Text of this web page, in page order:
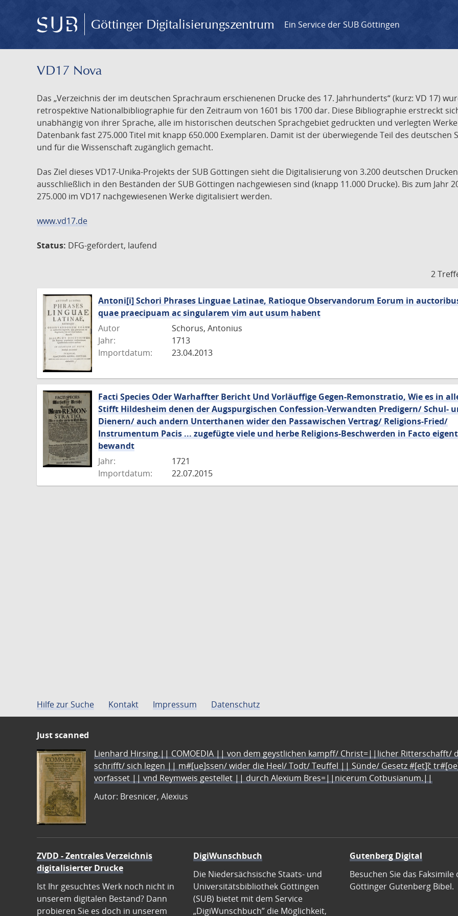
Göttinger Digitalisierungszentrum Ein Service der SUB Göttingen
VD17 Nova
Das „Verzeichnis der im deutschen Sprachraum erschienenen Drucke des 17. Jahrhunderts“ (kurz: VD 17)
retrospektive Nationalbibliographie für den Zeitraum von 1601 bis 1700 dar. Diese Bibliographie erstreckt
unabhängig von ihrer Sprache, alle im historischen deutschen Sprachgebiet gedruckten und verlegten
Datenbank fast 275.000 Titel mit knapp 650.000 Exemplaren. Damit ist der überwiegende Teil des
und für die Wissenschaft zugänglich gemacht.
Das Ziel dieses VD17-Unika-Projekts der SUB Göttingen sieht die Digitalisierung von 3.200 deutschen
ausschließlich in den Beständen der SUB Göttingen nachgewiesen sind (knapp 11.000 Drucke). Bis zum Jahr
275.000 im VD17 nachgewiesenen Werke digitalisiert werden.
www.vd17.de
Status: DFG-gefördert, laufend
2
Antoni[i] Schori Phrases Linguae Latinae, Ratioque Observandorum Eorum in
quae praecipuam ac singularem vim aut usum habent
Autor
Schorus, Antonius
Jahr:
1713
Importdatum:
23.04.2013
Facti Species Oder Warhaffter Bericht Und Vorläuffige Gegen-Remonstratio, Wie es in
Stifft Hildesheim denen der Augspurgischen Confession-Verwandten Predigern/ Schul-
Dienern/ auch andern Unterthanen wider den Passawischen Vertrag/ Religions-Fried/
Instrumentum Pacis ... zugefügte viele und herbe Religions-Beschwerden in Facto
bewandt
Jahr:
1721
Importdatum:
22.07.2015
Hilfe zur Suche Kontakt Impressum Datenschutz
Just scanned
Lienhard Hirsing.|| COMOEDIA || von dem geystlichen kampff/ Christ=||licher Ritterschafft/
schrifft/ sich legen || m#[ue]ssen/ wider die Heel/ Todt/ Teuffel || Sünde/ Gesetz #[et]c̃
vorfasset || vnd Reymweis gestellet || durch Alexium Bres=||nicerum Cotbusianum.||
Autor: Bresnicer, Alexius
ZVDD - Zentrales Verzeichnis
digitalisierter Drucke
Ist Ihr gesuchtes Werk noch nicht in
unserem digitalen Bestand? Dann
probieren Sie es doch in unserem
DigiWunschbuch
Die Niedersächsische Staats- und
Universitätsbibliothek Göttingen
(SUB) bietet mit dem Service
„DigiWunschbuch” die Möglichkeit,
Gutenberg Digital
Besuchen Sie das Faksimile
Göttinger Gutenberg Bibel.